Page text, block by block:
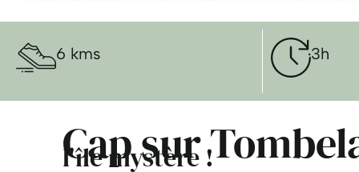
6 kms 3h
Cap sur
l'île mystère !